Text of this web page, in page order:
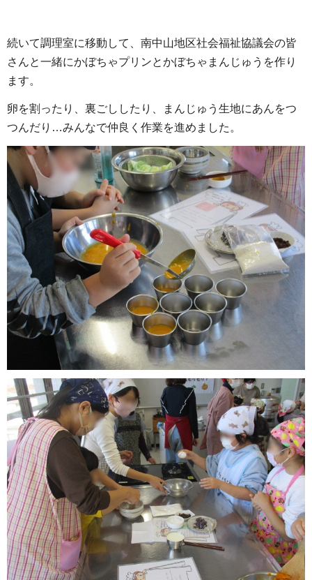
続いて調理室に移動して、南中山地区社会福祉協議会の皆
さんと一緒にかぼちゃプリンとかぼちゃまんじゅうを作り
ます。
卵を割ったり、裏ごししたり、まんじゅう生地にあんをつ
つんだり…みんなで仲良く作業を進めました。